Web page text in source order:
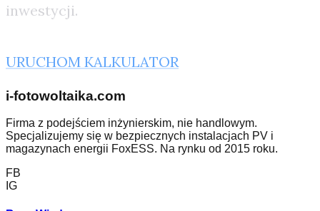
inwestycji.
URUCHOM KALKULATOR
i-fotowoltaika.com
Firma z podejściem inżynierskim, nie handlowym.
Specjalizujemy się w bezpiecznych instalacjach PV i
magazynach energii FoxESS. Na rynku od 2015 roku.
FB
IG